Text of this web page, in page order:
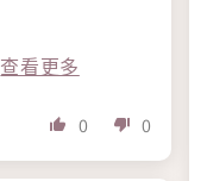
查看更多
0 0